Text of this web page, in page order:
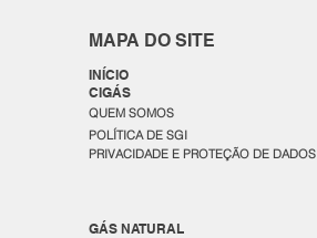
MAPA DO SITE
INÍCIO
CIGÁS
QUEM SOMOS
GÁS NATURAL
POLÍTICA DE SGI
PRIVACIDADE E PROTEÇÃO DE DADOS